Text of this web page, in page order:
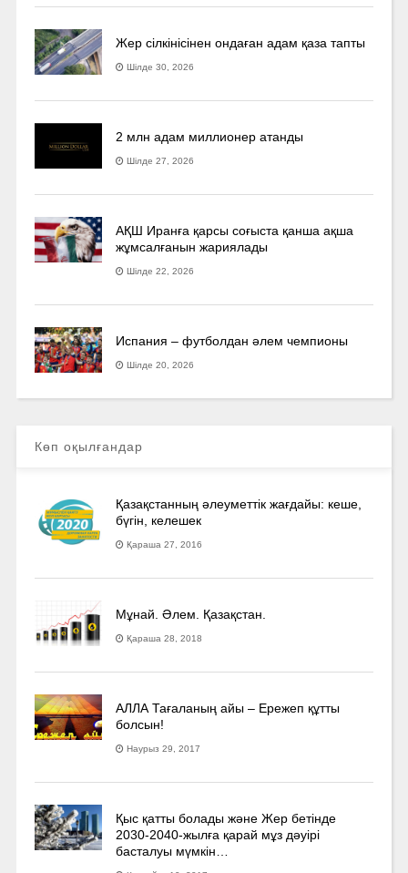
Жер сілкінісінен ондаған адам қаза тапты
Шілде 30, 2026
2 млн адам миллионер атанды
Шілде 27, 2026
АҚШ Иранға қарсы соғыста қанша ақша
жұмсалғанын жариялады
Шілде 22, 2026
Испания – футболдан әлем чемпионы
Шілде 20, 2026
Көп оқылғандар
Қазақстанның әлеуметтік жағдайы: кеше,
бүгін, келешек
Қараша 27, 2016
Мұнай. Әлем. Қазақстан.
Қараша 28, 2018
АЛЛА Тағаланың айы – Ережеп құтты
болсын!
Наурыз 29, 2017
Қыс қатты болады және Жер бетінде
2030-2040­-жылға қарай мұз дәуірі
басталуы мүмкін…